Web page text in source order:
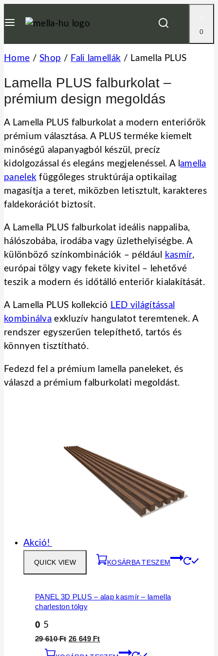
to
0
Home / Shop / Fali lamellák / Lamella PLUS
Lamella PLUS falburkolat –
prémium design megoldás
A Lamella PLUS falburkolat a modern enteriőrök
prémium választása. A PLUS terméke kiemelt
minőségű alapanyagból készül, precíz
kidolgozással és elegáns megjelenéssel. A l amella
panelek függőleges struktúrája optikailag
magasítja a teret, miközben letisztult, karakteres
faldekorációt biztosít.
A Lamella PLUS falburkolat ideális nappaliba,
hálószobába, irodába vagy üzlethelyiségbe. A
különböző színkombinációk – például
kasmír,
európai tölgy vagy fekete kivitel – lehetővé
teszik a modern és időtálló enteriőr kialakítását.
A Lamella PLUS kollekció LED világítással
kombinálva exkluzív hangulatot teremtenek. A
rendszer egyszerűen telepíthető, tartós és
könnyen tisztítható.
Fedezd fel a prémium lamella paneleket, és
válaszd a prémium falburkolati megoldást.
Akció!
QUICK VIEW KOSÁRBA TESZEM
PANEL 3D PLUS – alap kasmír – lamella
charleston tölgy
0 5
29 610Ft Original
26 649 FtCurrent